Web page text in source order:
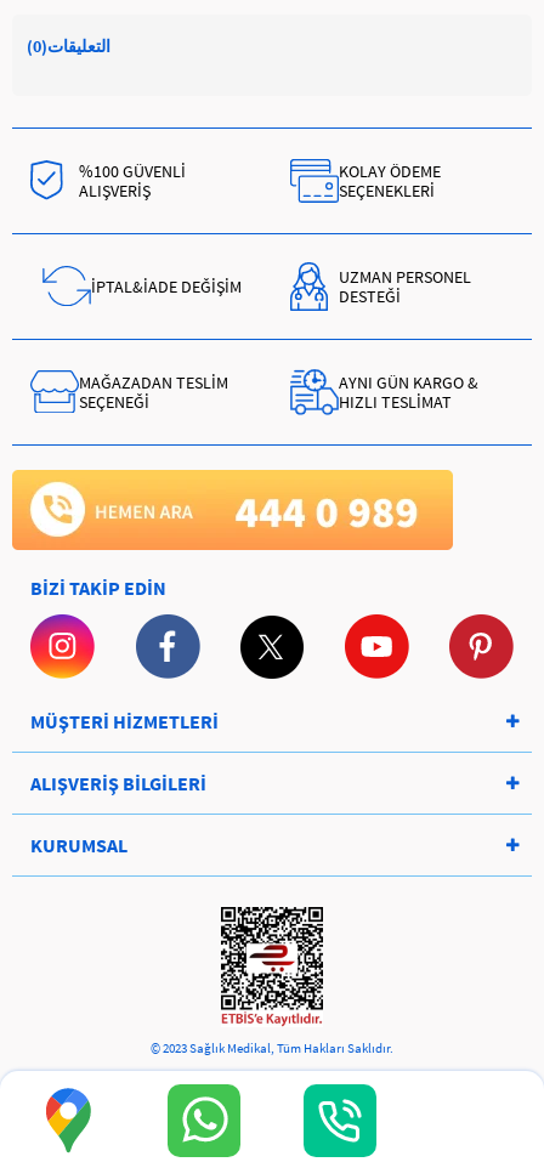
التعليقات(0)
%100 GÜVENLİ
ALIŞVERİŞ
KOLAY ÖDEME
SEÇENEKLERİ
İPTAL&İADE DEĞİŞİM
UZMAN PERSONEL
DESTEĞİ
MAĞAZADAN TESLİM
SEÇENEĞİ
AYNI GÜN KARGO &
HIZLI TESLİMAT
BİZİ TAKİP EDİN
MÜŞTERİ HİZMETLERİ
ALIŞVERİŞ BİLGİLERİ
KURUMSAL
© 2023 Sağlık Medikal, Tüm Hakları Saklıdır.